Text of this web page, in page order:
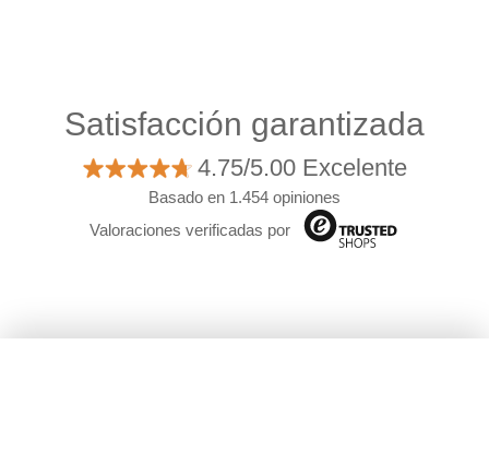
Satisfacción garantizada
4.75/5.00 Excelente
Basado en 1.454 opiniones
Valoraciones verificadas por